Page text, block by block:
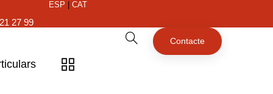
27 99
ESP CAT
Contacte